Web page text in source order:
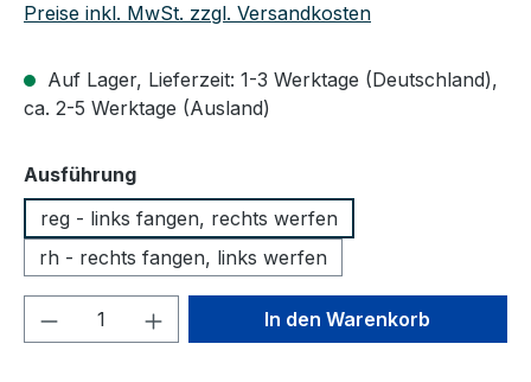
Preise inkl. MwSt. zzgl. Versandkosten
Auf Lager, Lieferzeit: 1-3 Werktage (Deutschland),
ca. 2-5 Werktage (Ausland)
Ausführungauswählen
reg - links fangen, rechts werfen
rh - rechts fangen, links werfen
Produkt Anzahl: Gib denIn den Warenkorb